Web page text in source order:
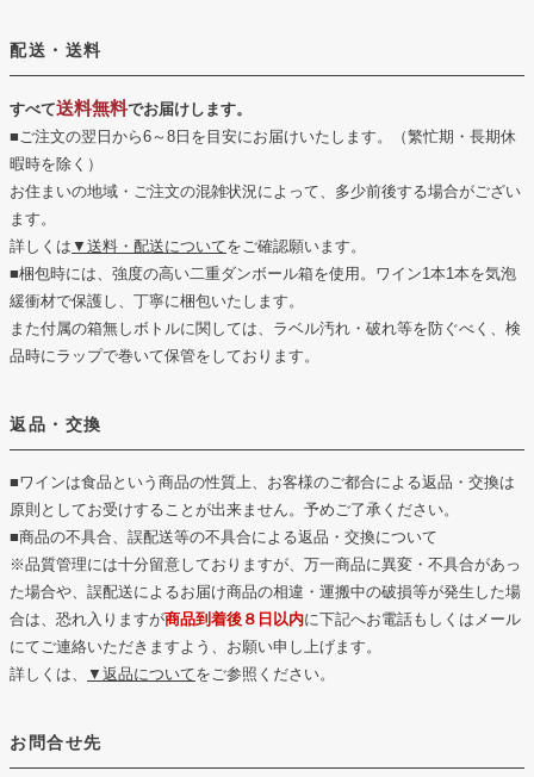
配送・送料
すべて送料無料でお届けします。
■ご注文の翌日から6～8日を目安にお届けいたします。（繁忙期・長期休
暇時を除く）
お住まいの地域・ご注文の混雑状況によって、多少前後する場合がござい
ます。
詳しくは ▼送料・配送についてをご確認願います。
■梱包時には、強度の高い二重ダンボール箱を使用。ワイン1本1本を気泡
緩衝材で保護し、丁寧に梱包いたします。
また付属の箱無しボトルに関しては、ラベル汚れ・破れ等を防ぐべく、検
品時にラップで巻いて保管をしております。
返品・交換
■ワインは食品という商品の性質上、お客様のご都合による返品・交換は
原則としてお受けすることが出来ません。予めご了承ください。
■商品の不具合、誤配送等の不具合による返品・交換について
※品質管理には十分留意しておりますが、万一商品に異変・不具合があっ
た場合や、誤配送によるお届け商品の相違・運搬中の破損等が発生した場
合は、恐れ入りますが商品到着後８日以内に下記へお電話もしくはメール
にてご連絡いただきますよう、お願い申し上げます。
詳しくは、
▼返品についてをご参照ください。
お問合せ先